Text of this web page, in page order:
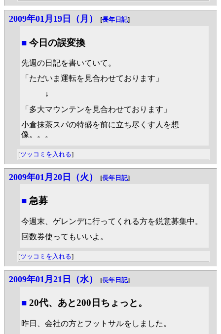
2009年01月19日（月） [長年日記]
■ 今日の誤変換
先週の日記を書いていて。
「ただいま運転を見合わせております」
↓
「多大マウンテンを見合わせております」
小倉抹茶スパの特盛を前に立ち尽くす人を想
像。。。
[ツッコミを入れる]
2009年01月20日（火） [長年日記]
■ 急募
今週末、ゲレンデに行ってくれる方を鋭意募集中。
回数券使ってもいいよ。
[ツッコミを入れる]
2009年01月21日（水） [長年日記]
■ 20代、あと200日ちょっと。
昨日、会社の方とフットサルをしました。